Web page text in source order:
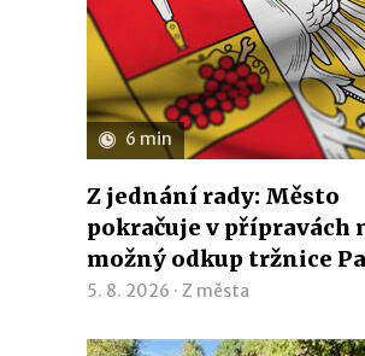
6 min
Z jednání rady: Město
pokračuje v přípravách
možný odkup tržnice
5. 8. 2026 · Z města